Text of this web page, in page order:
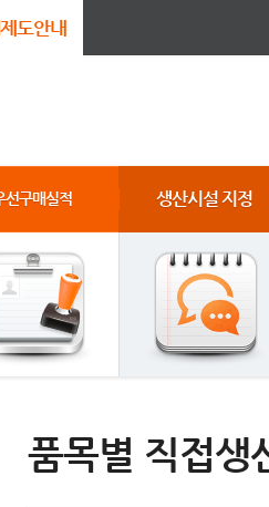
도안내
선구매실적 생산시설 지정
품목별 직접생